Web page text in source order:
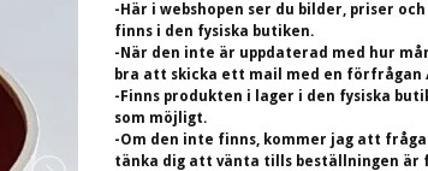
-Här i webshopen ser du bilder, priser
finns i den fysiska butiken.
-När den inte är uppdaterad med hur
bra att skicka ett mail med en förfrågan
-Finns produkten i lager i den fysiska
som möjligt.
-Om den inte finns, kommer jag att
tänka dig att vänta tills beställningen är